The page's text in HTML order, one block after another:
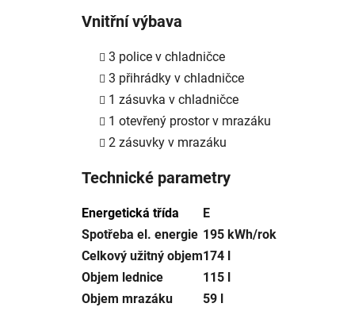
Vnitřní výbava
3 police v chladničce
3 přihrádky v chladničce
1 zásuvka v chladničce
1 otevřený prostor v mrazáku
2 zásuvky v mrazáku
Technické parametry
Energetická třída
E
Spotřeba el. energie 195 kWh/rok
Celkový užitný objem174 l
Objem lednice
115 l
Objem mrazáku
59 l